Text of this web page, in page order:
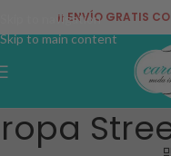
Skip to navigation
Skip to main content
¡¡ ENVÍO GRATIS
ropa